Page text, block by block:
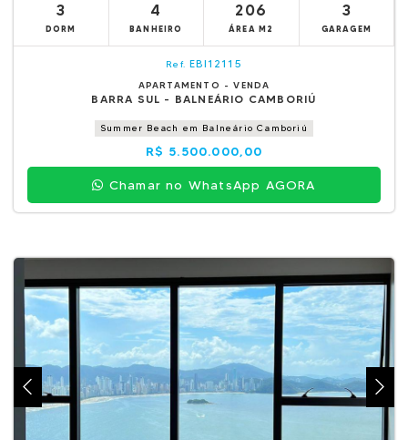
3
DORM
4
BANHEIRO
206
ÁREA M2
3
GARAGEM
Ref. EBI12115
APARTAMENTO - VENDA
BARRA SUL - BALNEÁRIO CAMBORIÚ
Summer Beach em Balneário Camboriú
R$ 5.500.000,00
Chamar no WhatsApp AGORA